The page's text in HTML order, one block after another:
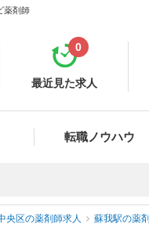
薬剤師
最近見た求人
0
転職ノウハウ
央区の薬剤師求人 蘇我駅の薬